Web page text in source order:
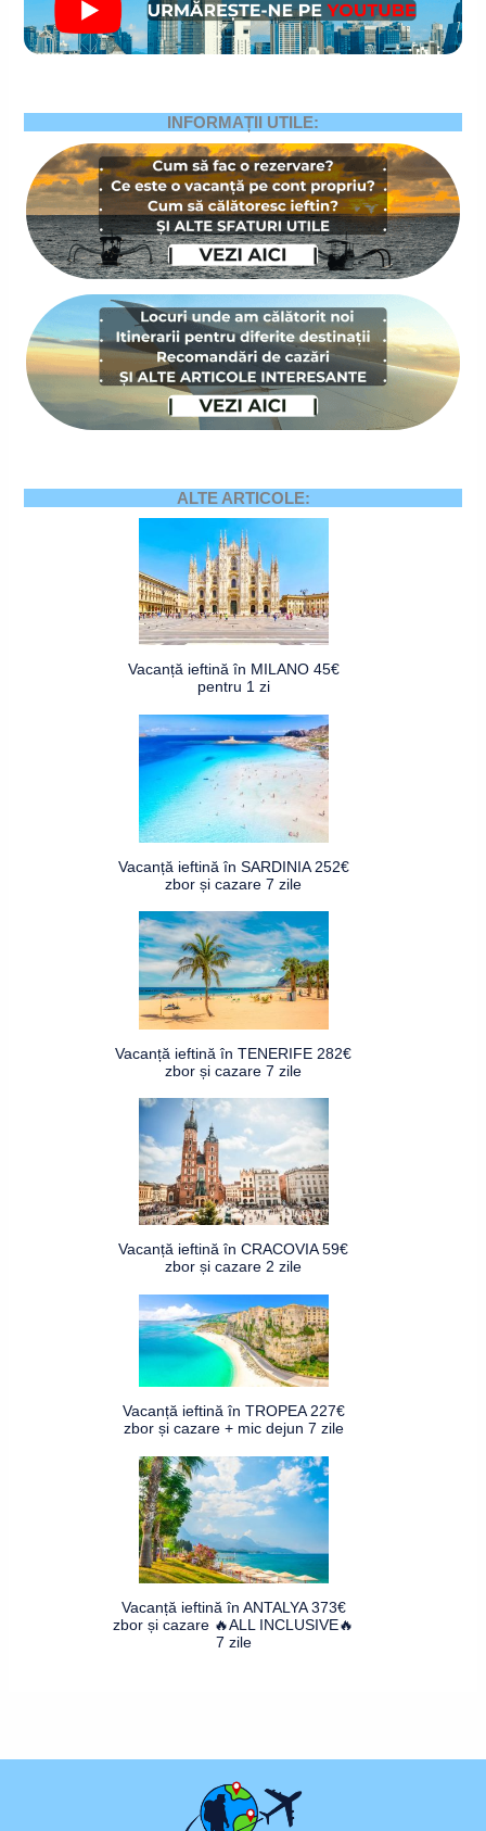
INFORMAȚII UTILE:
ALTE ARTICOLE:
Vacanță ieftină în MILANO 45€
pentru 1 zi
Vacanță ieftină în SARDINIA 252€
zbor și cazare 7 zile
Vacanță ieftină în TENERIFE 282€
zbor și cazare 7 zile
Vacanță ieftină în CRACOVIA 59€
zbor și cazare 2 zile
Vacanță ieftină în TROPEA 227€
zbor și cazare + mic dejun 7 zile
Vacanță ieftină în ANTALYA 373€
zbor și cazare 🔥ALL INCLUSIVE🔥
7 zile